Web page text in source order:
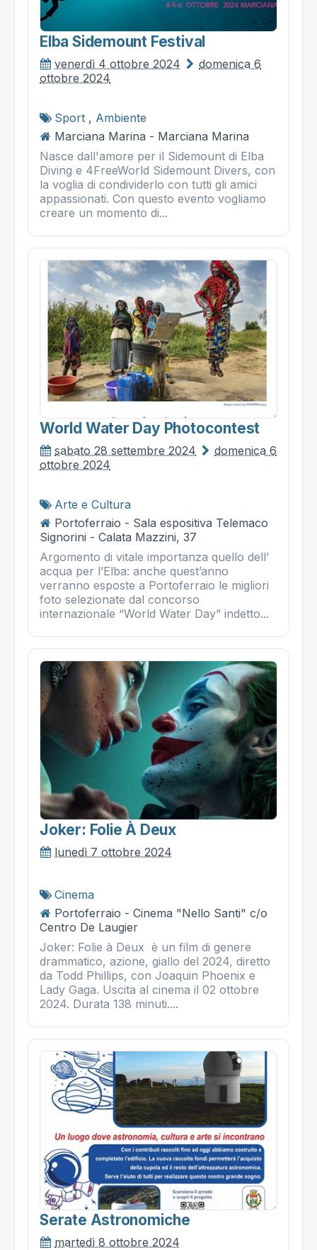
Elba Sidemount Festival
venerdì 4 ottobre 2024
domenica 6
ottobre 2024
Sport , Ambiente
Marciana Marina - Marciana Marina
Nasce dall'amore per il Sidemount di Elba
Diving e 4FreeWorld Sidemount Divers, con
la voglia di condividerlo con tutti gli amici
appassionati. Con questo evento vogliamo
creare un momento di...
World Water Day Photocontest
sabato 28 settembre 2024
domenica 6
ottobre 2024
Arte e Cultura
Portoferraio - Sala espositiva Telemaco
Signorini - Calata Mazzini, 37
Argomento di vitale importanza quello dell’
acqua per l’Elba: anche quest’anno
verranno esposte a Portoferraio le migliori
foto selezionate dal concorso
internazionale “World Water Day” indetto...
Joker: Folie À Deux
lunedì 7 ottobre 2024
Cinema
Portoferraio - Cinema "Nello Santi" c/o
Centro De Laugier
Joker: Folie à Deux è un film di genere
drammatico, azione, giallo del 2024, diretto
da Todd Phillips, con Joaquin Phoenix e
Lady Gaga. Uscita al cinema il 02 ottobre
2024. Durata 138 minuti....
Serate Astronomiche
martedì 8 ottobre 2024